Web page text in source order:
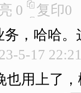
0 复印0
务，哈哈
5-17
也用上了